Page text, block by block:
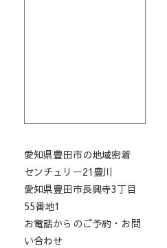
愛知県豊田市の地域密着
センチュリー21豊川
愛知県豊田市長興寺3丁目
55番地1
お電話からのご予約・お問
い合わせ